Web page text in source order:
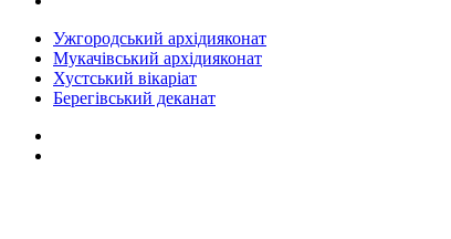
Ужгородський архідияконат
Мукачівський архідияконат
Хустський вікаріат
Берегівський деканат